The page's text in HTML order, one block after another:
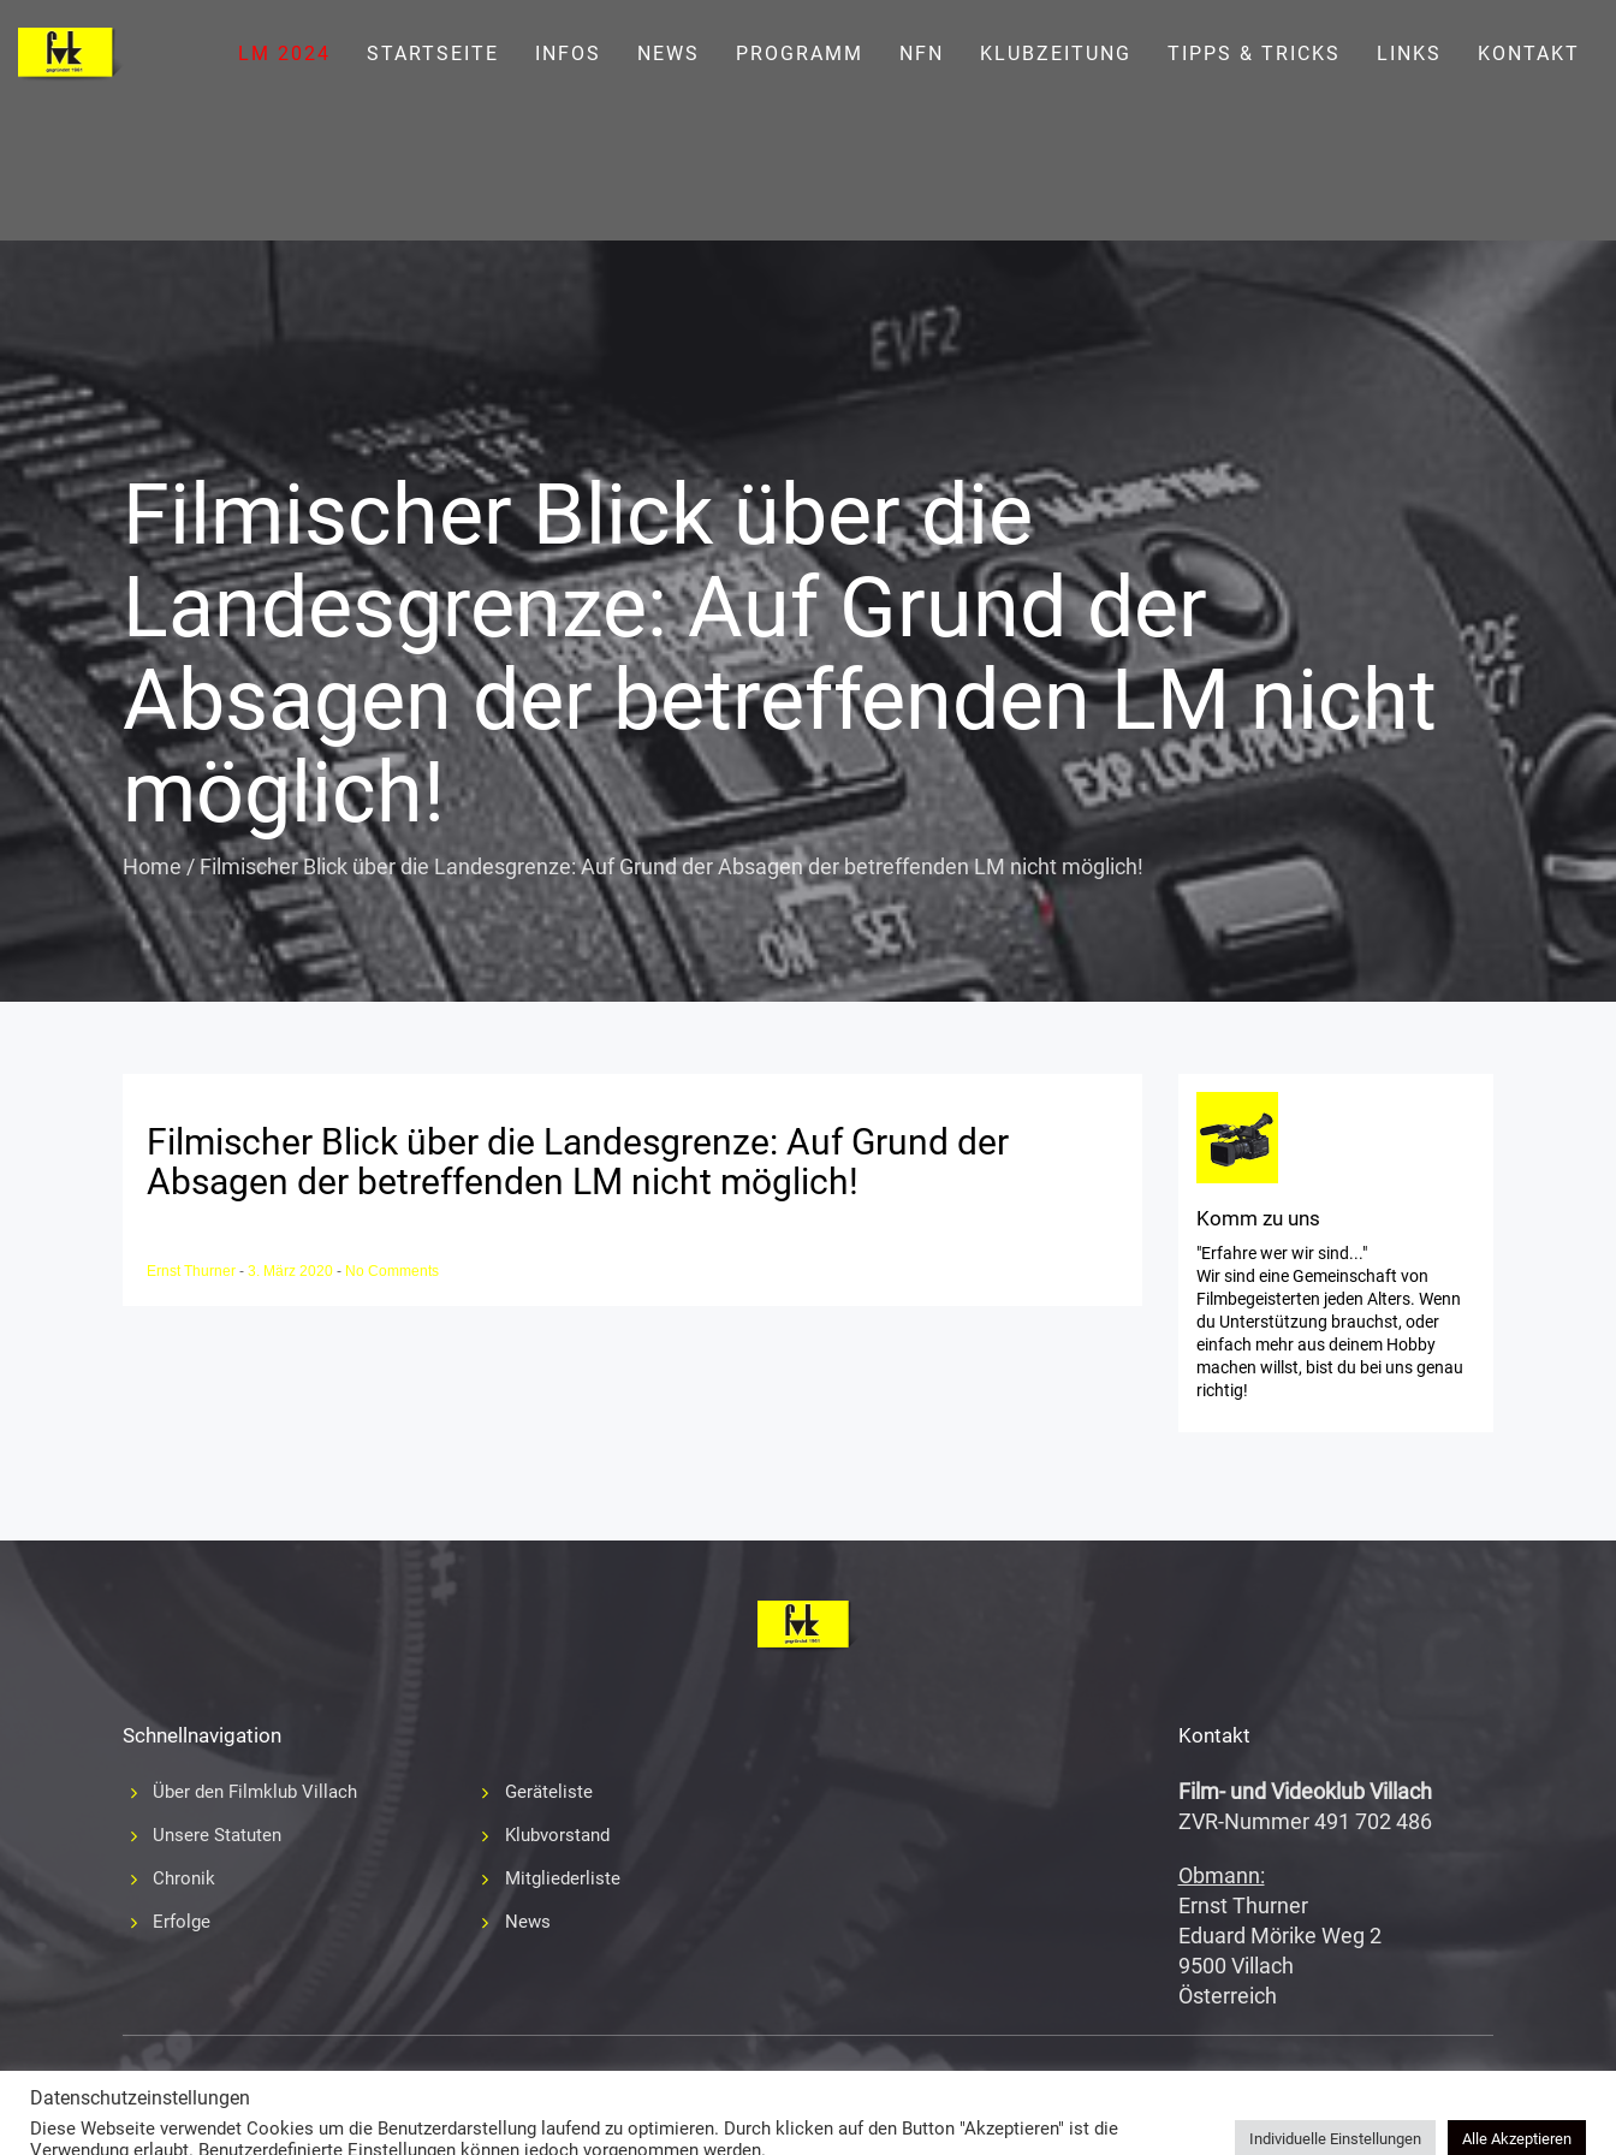
LM 2024 STARTSEITE INFOS NEWS PROGRAMM NFN KLUBZEITUNG TIPPS & TRICKS LINKS KONTAKT
Filmischer Blick über die
Landesgrenze: Auf Grund der
Absagen der betreffenden LM nicht
möglich!
Home/ Filmischer Blick über die Landesgrenze: Auf Grund der Absagen der betreffenden LM nicht möglich!
Filmischer Blick über die Landesgrenze: Auf Grund der
Absagen der betreffenden LM nicht möglich!
Ernst Thurner - 3. März 2020 - No Comments
Komm zu uns
"Erfahre wer wir sind..."
Wir sind eine Gemeinschaft von
Filmbegeisterten jeden Alters. Wenn
du Unterstützung brauchst, oder
einfach mehr aus deinem Hobby
machen willst, bist du bei uns genau
richtig!
Schnellnavigation
Über den Filmklub Villach
Unsere Statuten
Chronik
Erfolge
Geräteliste
Klubvorstand
Mitgliederliste
News
Kontakt
Film- und Videoklub Villach
ZVR-Nummer 491 702 486
Obmann:
Ernst Thurner
Eduard Mörike Weg 2
9500 Villach
Österreich
Copyright 2017-2018
und Film- und Videoklub Villach (Inhalte) © All Rights Reserved
Datenschutzeinstellungen
Diese Webseite verwendet Cookies um die Benutzerdarstellung laufend zu optimieren. Durch klicken auf den Button "Akzeptieren" ist die
Verwendung erlaubt. Benutzerdefinierte Einstellungen können jedoch vorgenommen werden.
Individuelle Einstellungen Alle Akzeptieren